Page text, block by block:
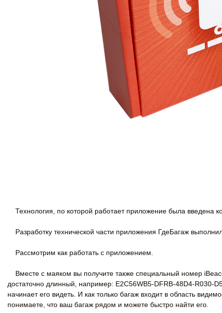
Технология, по которой работает приложение была введена
Разработку технической части приложения ГдеБагаж
Рассмотрим как работать с приложением.
Вместе с маяком вы получите также специальный номер
достаточно длинный, например: E2C56WB5-DFRB-48D4-R030-
начинает его видеть. И как только багаж входит в область
понимаете, что ваш багаж рядом и можете быстро найти его.